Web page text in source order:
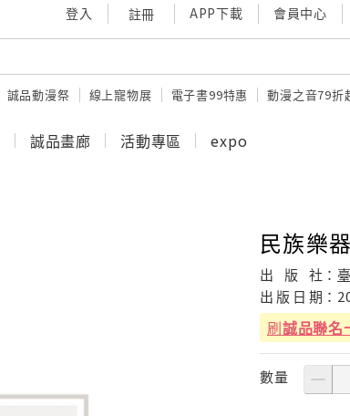
登入 註冊 APP下載 會員中心
誠品動漫祭 線上寵物展 電子書99特惠 動漫之音79折
誠品畫廊 活動專區 expo
民族樂
出 版 社：
出 版 日 期：
刷誠品聯名
數量